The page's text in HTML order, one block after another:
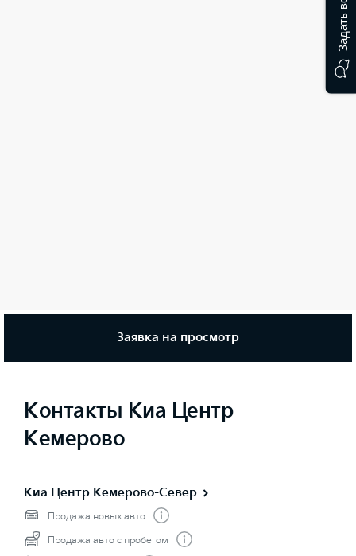
Заявка на просмотр
Контакты Киа Центр
Кемерово
Киа Центр Кемерово-Север
Продажа новых авто
Продажа авто с пробегом